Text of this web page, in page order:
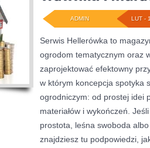
LUT -
ADMIN
Serwis Hellerówka to
ogrodom tematycznym oraz
zaprojektować efektowny
w którym koncepcja spotyka
ogrodniczym: od prostej idei
materiałów i wykończeń.
prostota, leśna swoboda
znajdziesz tu podpowiedzi,